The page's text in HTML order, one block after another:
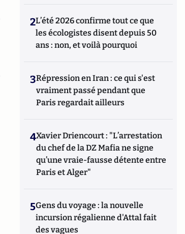
2L’été 2026 confirme tout ce que
les écologistes disent depuis 50
ans : non, et voilà pourquoi
3Répression en Iran : ce qui s'est
vraiment passé pendant que
Paris regardait ailleurs
4Xavier Driencourt : "L’arrestation
du chef de la DZ Mafia ne signe
qu’une vraie-fausse détente entre
Paris et Alger"
5Gens du voyage : la nouvelle
incursion régalienne d'Attal fait
des vagues